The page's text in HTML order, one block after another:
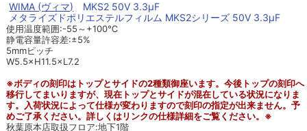
WIMA (ヴィマ) MKS2 50V 3.3μF
メタライズドポリエステルフィルム MKS2シリーズ 50V 3.3μF
使用温度範囲:-55～+100℃
静電容量許容差:±5%
5mmピッチ
W5.5×H11.5×L7.2
※ボディの刻印はトップとサイドの2種類御座います。今後トップの刻印へ
移行してまいりますが、現在トップとサイドが混在している状況になりま
す。入荷状況によって仕様が変わりますので刻印の指定が出来ません。予
めご了承ください。詳しくはリンクの仕様詳細をご覧ください。※
秋葉原本店取扱フロア:地下1階